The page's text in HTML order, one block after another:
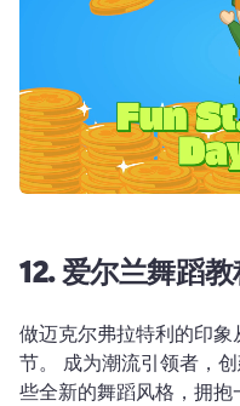
12.爱尔兰舞蹈
做迈克尔弗拉特利的印象
节。 成为潮流引领者，
些全新的舞蹈风格，拥